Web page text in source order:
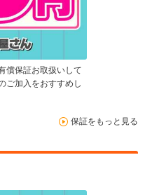
償保証お取扱いして
ご加入をおすすめし
保証をもっと見る